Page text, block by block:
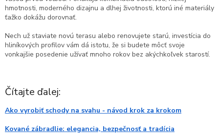
hmotnosti, moderného dizajnu a dlhej životnosti, ktorú iné materiály
ťažko dokážu dorovnať.
Nech už staviate novú terasu alebo renovujete starú, investícia do
hliníkových profilov vám dá istotu, že si budete môcť svoje
vonkajšie posedenie užívať mnoho rokov bez akýchkoľvek starostí.
Čítajte ďalej:
Ako vyrobiť schody na svahu - návod krok za krokom
Kované zábradlie: elegancia, bezpečnosť a tradícia